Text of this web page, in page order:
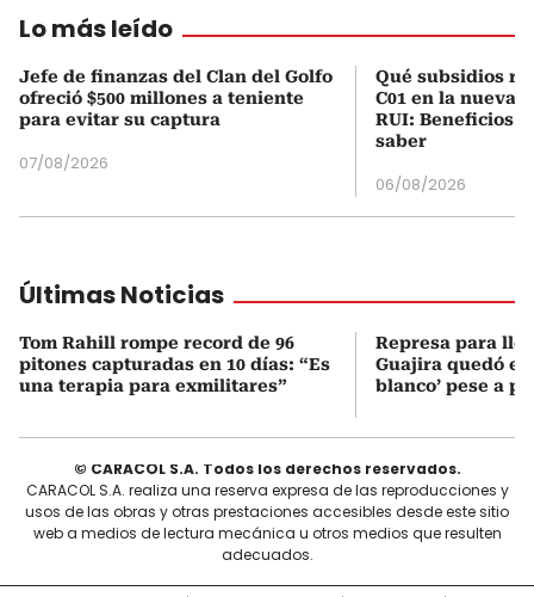
Lo más leído
Jefe de finanzas del Clan del Golfo
ofreció $500 millones a teniente
para evitar su captura
07/08/2026
Qué subsidios
C01 en la nueva
RUI: Beneficios
saber
06/08/2026
Últimas Noticias
Tom Rahill rompe record de 96
pitones capturadas en 10 días: “Es
una terapia para exmilitares”
Represa para
Guajira quedó en
blanco’ pese a
© CARACOL S.A. Todos los derechos reservados.
CARACOL S.A. realiza una reserva expresa de las reproducciones y
usos de las obras y otras prestaciones accesibles desde este sitio
web a medios de lectura mecánica u otros medios que resulten
adecuados.